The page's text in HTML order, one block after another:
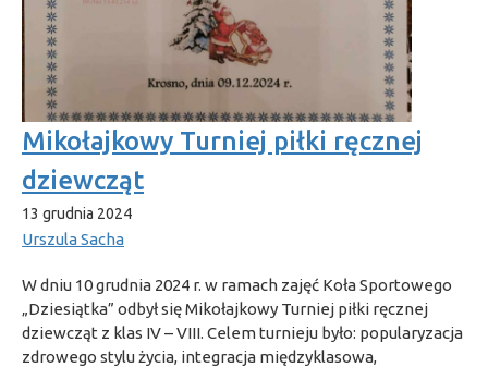
Mikołajkowy Turniej piłki ręcznej
dziewcząt
13 grudnia 2024
Urszula Sacha
W dniu 10 grudnia 2024 r. w ramach zajęć Koła Sportowego
„Dziesiątka” odbył się Mikołajkowy Turniej piłki ręcznej
dziewcząt z klas IV – VIII. Celem turnieju było: popularyzacja
zdrowego stylu życia, integracja międzyklasowa,